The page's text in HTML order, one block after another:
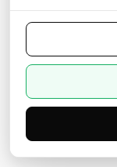
Docs